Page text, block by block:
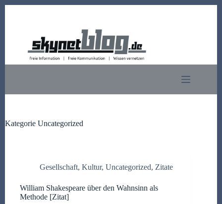
Kategorie Uncategorized
Gesellschaft, Kultur, Uncategorized, Zitate
William Shakespeare über den Wahnsinn als
Methode [Zitat]